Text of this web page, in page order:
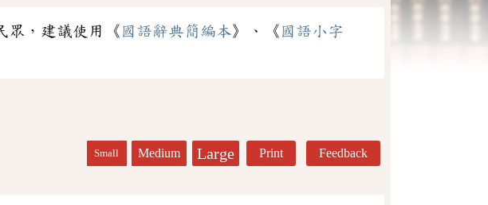
眾，建議使用《 國語辭典簡編本》、《 國語小字
Small Medium Large Print Feedback